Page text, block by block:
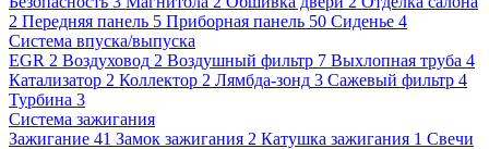
2 Передняя панель 5 Приборная панель 50 Сиденье 4
Система впуска/выпуска
EGR 2 Воздуховод 2 Воздушный фильтр 7 Выхлопная труба 4
Катализатор 2 Коллектор 2 Лямбда-зонд 3 Сажевый фильтр 4
Турбина 3
Система зажигания
Зажигание 41 Замок зажигания 2 Катушка зажигания 1 Свечи